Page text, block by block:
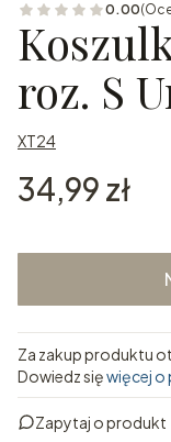
0.00
roz. S
XT24
Cena
34,99 zł
Za zakup produktu
Dowiedz sięwięcej o
Zapytaj o produkt